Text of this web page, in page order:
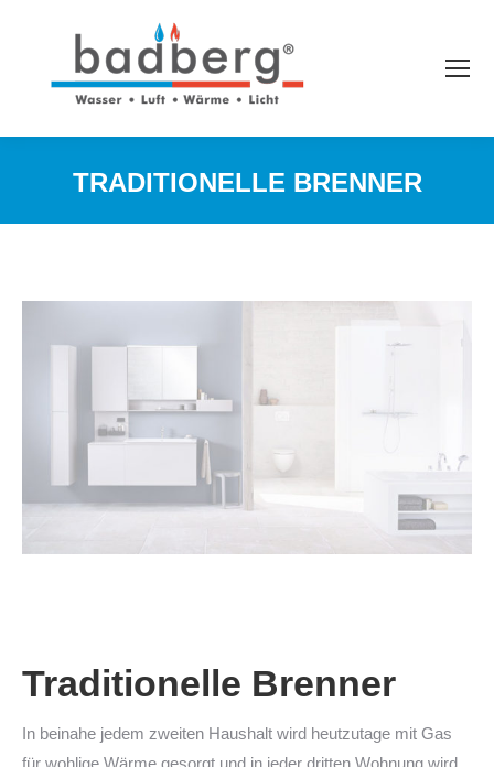
TRADITIONELLE BRENNER
Traditionelle Brenner
In beinahe jedem zweiten Haushalt wird heutzutage mit Gas
für wohlige Wärme gesorgt und in jeder dritten Wohnung wird